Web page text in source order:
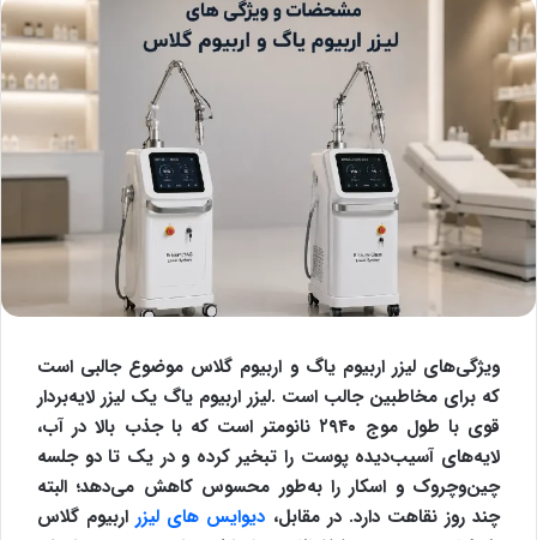
ویژگی‌های لیزر اربیوم یاگ و اربیوم گلاس موضوع جالبی است
که برای مخاطبین جالب است .لیزر اربیوم یاگ یک لیزر لایه‌بردار
قوی با طول موج ۲۹۴۰ نانومتر است که با جذب بالا در آب،
لایه‌های آسیب‌دیده پوست را تبخیر کرده و در یک تا دو جلسه
چین‌وچروک و اسکار را به‌طور محسوس کاهش می‌دهد؛ البته
چند روز نقاهت دارد. در مقابل، دیوایس های لیزراربیوم گلاس